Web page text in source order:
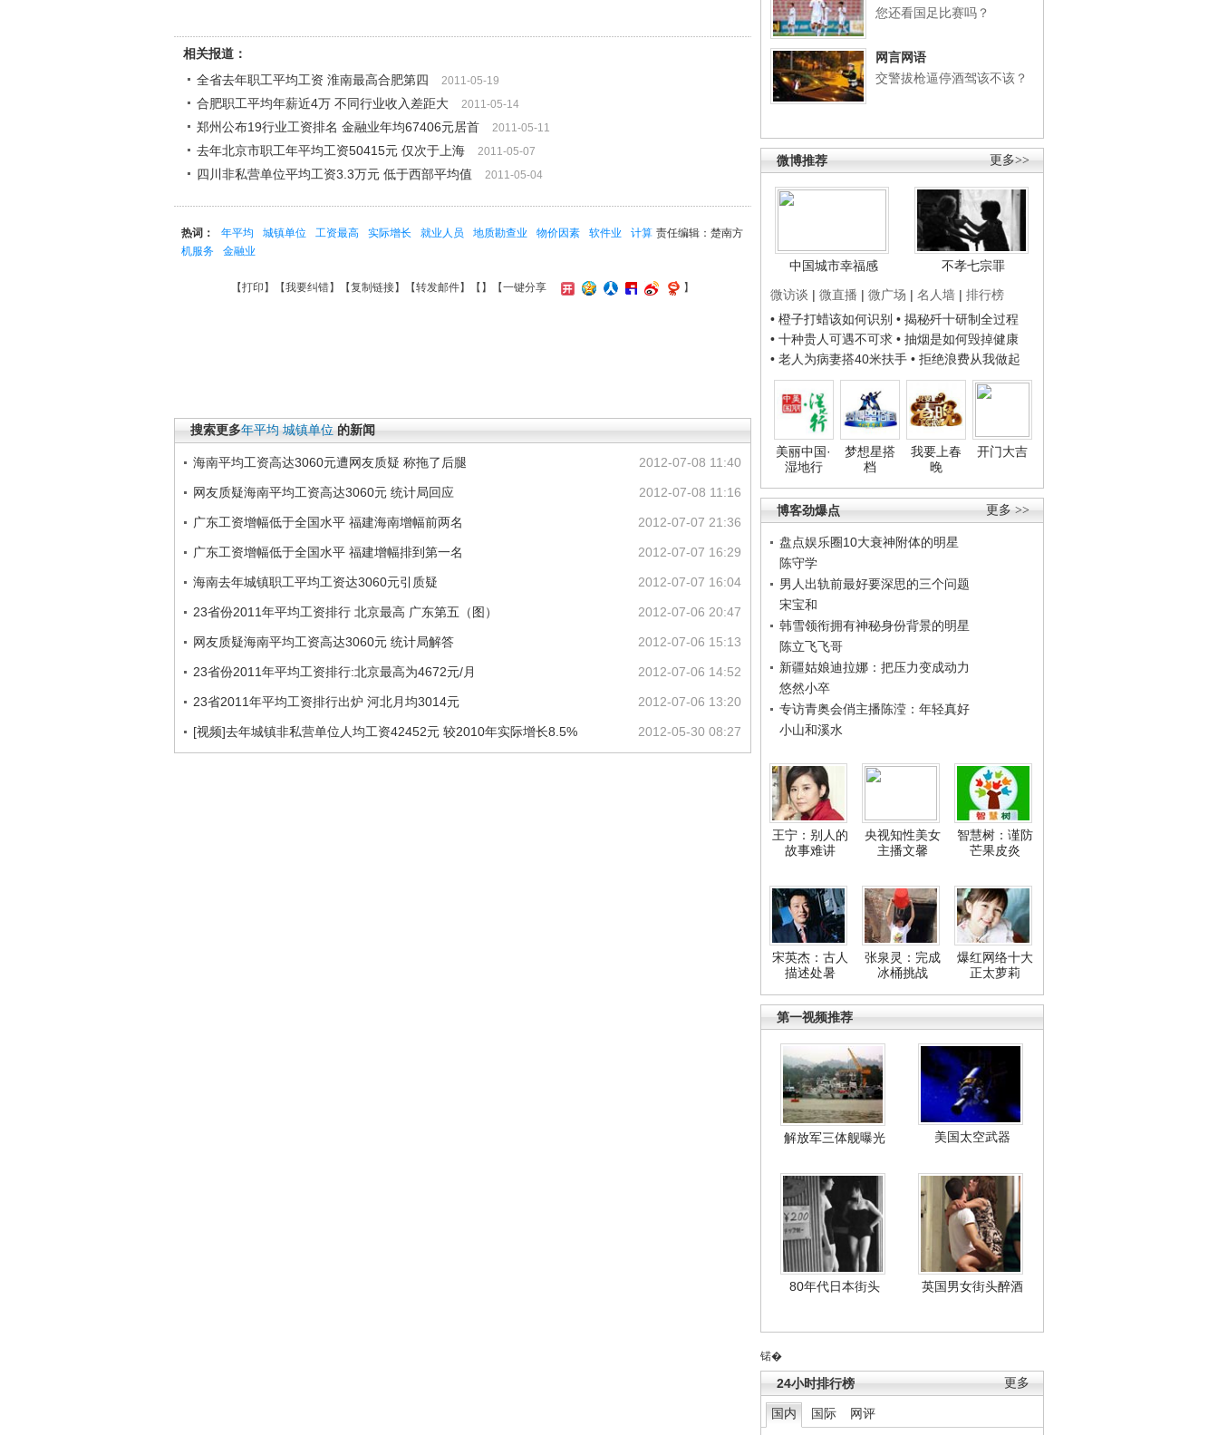
您还看国足比赛吗？
网言网语
交警拔枪逼停酒驾该不该？
更多>>
微博推荐
中国城市幸福感
不孝七宗罪
微访谈 | 微直播 | 微广场 | 名人墙 | 排行榜
• 橙子打蜡该如何识别 • 揭秘歼十研制全过程
• 十种贵人可遇不可求 • 抽烟是如何毁掉健康
• 老人为病妻搭40米扶手 • 拒绝浪费从我做起
美丽中国·
湿地行
梦想星搭
档
我要上春
晚
开门大吉
更多 >>
博客劲爆点
盘点娱乐圈10大衰神附体的明星
陈守学
男人出轨前最好要深思的三个问题
宋宝和
韩雪领衔拥有神秘身份背景的明星
陈立飞飞哥
新疆姑娘迪拉娜：把压力变成动力
悠然小卒
专访青奥会俏主播陈滢：年轻真好
小山和溪水
王宁：别人的
故事难讲
央视知性美女
主播文馨
智慧树：谨防
芒果皮炎
宋英杰：古人
描述处暑
张泉灵：完成
冰桶挑战
爆红网络十大
正太萝莉
第一视频推荐
解放军三体舰曝光 美国太空武器
80年代日本街头 英国男女街头醉酒
锘�
更多
24小时排行榜
国内 国际 网评
相关报道：
全省去年职工平均工资 淮南最高合肥第四
2011-05-19
合肥职工平均年薪近4万 不同行业收入差距大 2011-05-14
郑州公布19行业工资排名 金融业年均67406元居首 2011-05-11
去年北京市职工年平均工资50415元 仅次于上海 2011-05-07
四川非私营单位平均工资3.3万元 低于西部平均值 2011-05-04
责任编辑：楚南方
热词： 年平均 城镇单位 工资最高 实际增长 就业人员 地质勘查业 物价因素 软件业
计算
机服务
金融业
【打印 】【我要纠错】【复制链接】【转发邮件】【 】 【一键分享 】
搜索更多年平均 城镇单位 的新闻
2012-07-08 11:40
海南平均工资高达3060元遭网友质疑 称拖了后腿
2012-07-08 11:16
网友质疑海南平均工资高达3060元 统计局回应
2012-07-07 21:36
广东工资增幅低于全国水平 福建海南增幅前两名
2012-07-07 16:29
广东工资增幅低于全国水平 福建增幅排到第一名
2012-07-07 16:04
海南去年城镇职工平均工资达3060元引质疑
2012-07-06 20:47
23省份2011年平均工资排行 北京最高 广东第五（图）
2012-07-06 15:13
网友质疑海南平均工资高达3060元 统计局解答
2012-07-06 14:52
23省份2011年平均工资排行:北京最高为4672元/月
2012-07-06 13:20
23省2011年平均工资排行出炉 河北月均3014元
2012-05-30 08:27
[视频]去年城镇非私营单位人均工资42452元 较2010年实际增长8.5%